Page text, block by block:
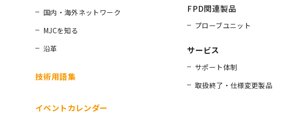
国内・海外ネットワーク
MJCを知る
沿革
技術用語集
イベントカレンダー
FPD関連製品
プローブユニット
サービス
サポート体制
取扱終了・仕様変更製品